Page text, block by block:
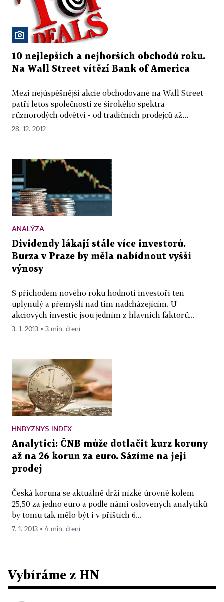
10 nejlepších a nejhorších obchodů roku.
Na Wall Street vítězí Bank of America
Mezi nejúspěšnější akcie obchodované na Wall Street
patří letos společnosti ze širokého spektra
různorodých odvětví - od tradičních prodejců až...
28. 12. 2012
ANALÝZA
Dividendy lákají stále více investorů.
Burza v Praze by měla nabídnout vyšší
výnosy
S příchodem nového roku hodnotí investoři ten
uplynulý a přemýšlí nad tím nadcházejícím. U
akciových investic jsou jedním z hlavních faktorů...
3. 1. 2013 ▪ 3 min. čtení
HNBYZNYS INDEX
Analytici: ČNB může dotlačit kurz koruny
až na 26 korun za euro. Sázíme na její
prodej
Česká koruna se aktuálně drží nízké úrovně kolem
25,50 za jedno euro a podle námi oslovených analytiků
by tomu tak mělo být i v příštích 6...
7. 1. 2013 ▪ 4 min. čtení
Vybíráme z HN